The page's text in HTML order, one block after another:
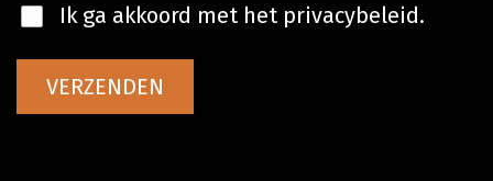
Ik ga akkoord met het privacybeleid.
VERZENDEN